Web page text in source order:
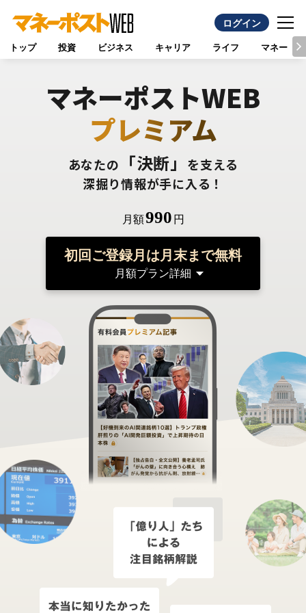
ログイン
トップ 投資 ビジネス キャリア ライフ マネー
マネーポストWEB
プレミアム
あなたの 「決断」
を支える
深掘り情報が手に入る！
月額990 円
初回ご登録月は月末まで無料
月額プラン詳細